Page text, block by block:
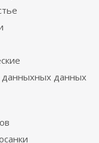
данныхных данных